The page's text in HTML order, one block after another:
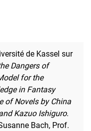
de Kassel sur
Dangers of
for the
in Fantasy
of Novels by China
Kazuo Ishiguro.
Bach, Prof.